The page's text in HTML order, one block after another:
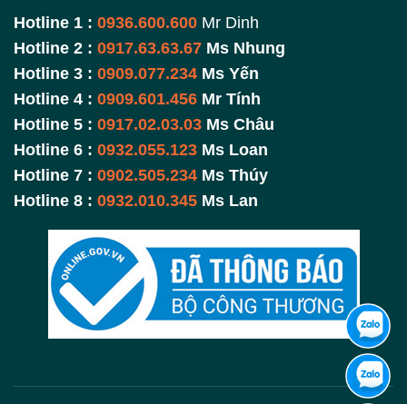
Hotline 1 : 0936.600.600 Mr Dinh
Hotline 2 : 0917.63.63.67 Ms Nhung
Hotline 3 : 0909.077.234 Ms Yến
Hotline 4 : 0909.601.456 Mr Tính
Hotline 5 : 0917.02.03.03 Ms Châu
Hotline 6 : 0932.055.123 Ms Loan
Hotline 7 : 0902.505.234 Ms Thúy
Hotline 8 : 0932.010.345 Ms Lan